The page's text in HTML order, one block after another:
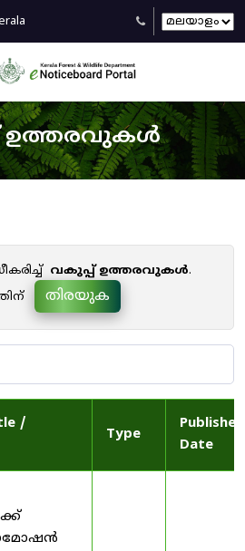
ഉത്തരവുകൾ
വകുപ്പ് ഉത്തരവുകൾ.
തിരയുക
/
Type
Published
Date